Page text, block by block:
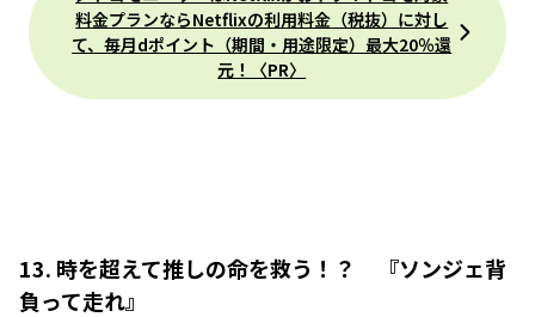
料金プランならNetflixの利用料金（税抜）に対し
て、毎月dポイント（期間・用途限定）最大20％還
元！〈PR〉
13. 時を超えて推しの命を救う！？ 『ソンジェ背
負って走れ』